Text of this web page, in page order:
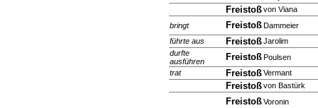
Freistoßvon Viana
bringt
Freistoß Dammeier
führte aus FreistoßJarolim
durfte
ausführen
Freistoß Poulsen
trat
FreistoßVermant
Freistoßvon Bastürk
FreistoßVoronin